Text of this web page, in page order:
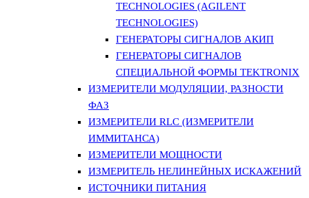
TECHNOLOGIES (AGILENT
TECHNOLOGIES)
ГЕНЕРАТОРЫ СИГНАЛОВ АКИП
ГЕНЕРАТОРЫ СИГНАЛОВ
СПЕЦИАЛЬНОЙ ФОРМЫ TEKTRONIX
ИЗМЕРИТЕЛИ МОДУЛЯЦИИ, РАЗНОСТИ
ФАЗ
ИЗМЕРИТЕЛИ RLC (ИЗМЕРИТЕЛИ
ИММИТАНСА)
ИЗМЕРИТЕЛИ МОЩНОСТИ
ИЗМЕРИТЕЛЬ НЕЛИНЕЙНЫХ ИСКАЖЕНИЙ
ИСТОЧНИКИ ПИТАНИЯ